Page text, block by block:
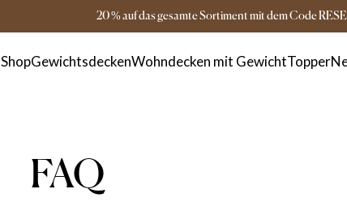
20 % auf das gesamte Sortiment mit dem Code
Versandkostenfrei ab
ShopGewichtsdeckenWohndecken mit GewichtTopper
FAQ